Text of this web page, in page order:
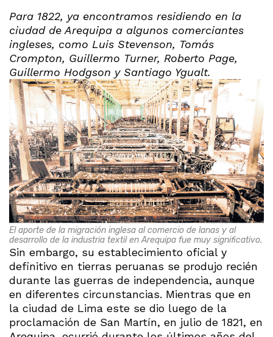
Para 1822, ya encontramos residiendo en la
ciudad de Arequipa a algunos comerciantes
ingleses, como Luis Stevenson, Tomás
Crompton, Guillermo Turner, Roberto Page,
Guillermo Hodgson y Santiago Ygualt.
El aporte de la migración inglesa al comercio de lanas y al
desarrollo de la industria textil en Arequipa fue muy significativo.
Sin embargo, su establecimiento oficial y
definitivo en tierras peruanas se produjo recién
durante las guerras de independencia, aunque
en diferentes circunstancias. Mientras que en
la ciudad de Lima este se dio luego de la
proclamación de San Martín, en julio de 1821, en